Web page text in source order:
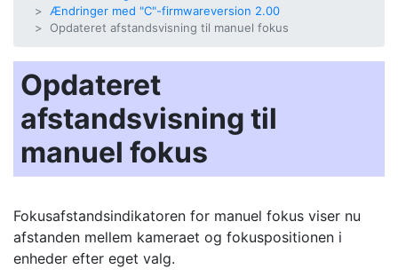
Ændringer med "C"-firmwareversion 2.00
Opdateret afstandsvisning til manuel fokus
Opdateret
afstandsvisning til
manuel fokus
Fokusafstandsindikatoren for manuel fokus viser nu
afstanden mellem kameraet og fokuspositionen i
enheder efter eget valg.